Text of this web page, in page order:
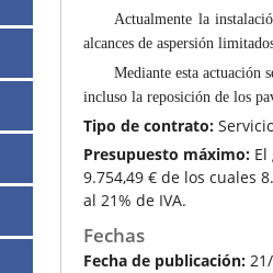
Actualmente la
alcances de aspersión
Mediante esta actuación
incluso la reposición de los
Tipo de contrato:
Presupuesto máximo:
9.754,49 € de los cuales
al 21% de IVA.
Fechas
Fecha de publicación: